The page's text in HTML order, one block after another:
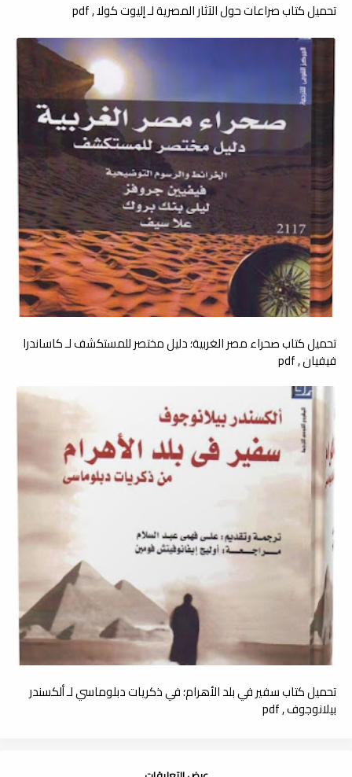
تحميل كتاب صراعات حول الآثار المصرية لـ إليوت كولا , pdf
تحميل كتاب صحراء مصر الغربية؛ دليل مختصر للمستكشف لـ كاساندرا
فيفيان , pdf
تحميل كتاب سفير في بلد الأھرام؛ في ذكريات دبلوماسي لـ ألكسندر
بيلانوجوف , pdf